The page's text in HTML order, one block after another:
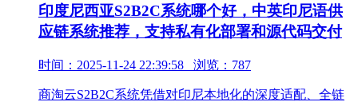
印度尼西亚S2B2C系统哪个好，中英印尼语供
应链系统推荐，支持私有化部署和源代码交付
时间：2025-11-24 22:39:58 浏览：787
商淘云S2B2C系统凭借对印尼本地化的深度适配、全链